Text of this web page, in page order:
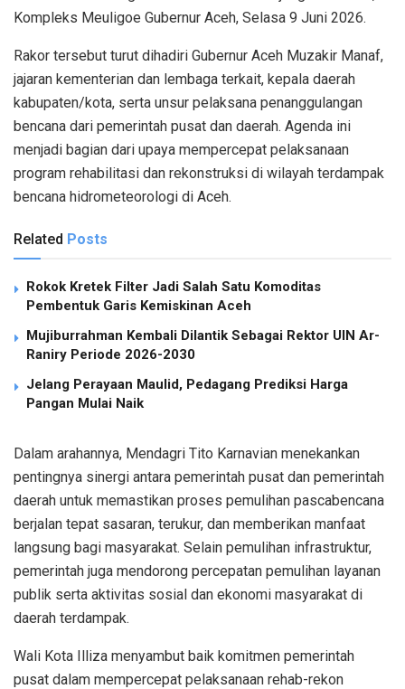
Kompleks Meuligoe Gubernur Aceh, Selasa 9 Juni 2026.
Rakor tersebut turut dihadiri Gubernur Aceh Muzakir Manaf,
jajaran kementerian dan lembaga terkait, kepala daerah
kabupaten/kota, serta unsur pelaksana penanggulangan
bencana dari pemerintah pusat dan daerah. Agenda ini
menjadi bagian dari upaya mempercepat pelaksanaan
program rehabilitasi dan rekonstruksi di wilayah terdampak
bencana hidrometeorologi di Aceh.
Related Posts
Rokok Kretek Filter Jadi Salah Satu Komoditas
Pembentuk Garis Kemiskinan Aceh
Mujiburrahman Kembali Dilantik Sebagai Rektor UIN Ar-
Raniry Periode 2026-2030
Jelang Perayaan Maulid, Pedagang Prediksi Harga
Pangan Mulai Naik
Dalam arahannya, Mendagri Tito Karnavian menekankan
pentingnya sinergi antara pemerintah pusat dan pemerintah
daerah untuk memastikan proses pemulihan pascabencana
berjalan tepat sasaran, terukur, dan memberikan manfaat
langsung bagi masyarakat. Selain pemulihan infrastruktur,
pemerintah juga mendorong percepatan pemulihan layanan
publik serta aktivitas sosial dan ekonomi masyarakat di
daerah terdampak.
Wali Kota Illiza menyambut baik komitmen pemerintah
pusat dalam mempercepat pelaksanaan rehab-rekon